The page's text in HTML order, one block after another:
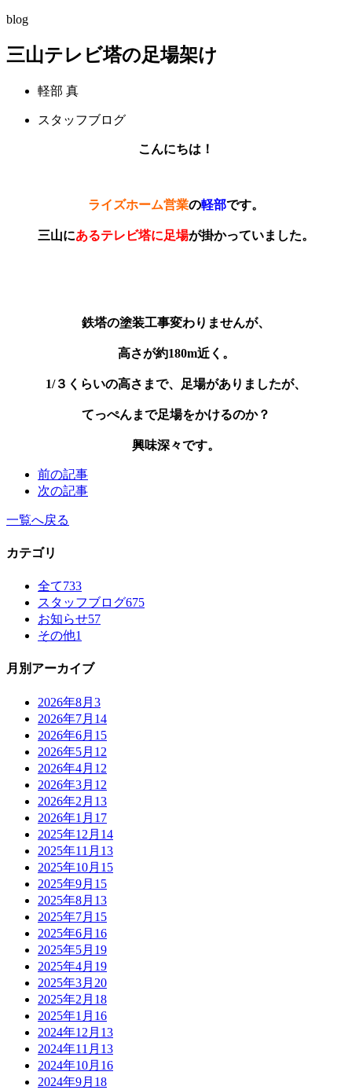
blog
三山テレビ塔の足場架け
軽部 真
スタッフブログ
こんにちは！
ライズホーム営業の軽部です。
三山にあるテレビ塔に足場が掛かっていました。
鉄塔の塗装工事変わりませんが、
高さが約180m近く。
1/３くらいの高さまで、足場がありましたが、
てっぺんまで足場をかけるのか？
興味深々です。
前の記事
次の記事
一覧へ戻る
カテゴリ
全て733
スタッフブログ675
お知らせ57
その他1
月別アーカイブ
2026年8月 3
2026年7月 14
2026年6月 15
2026年5月 12
2026年4月 12
2026年3月 12
2026年2月 13
2026年1月 17
2025年12月 14
2025年11月 13
2025年10月 15
2025年9月 15
2025年8月 13
2025年7月 15
2025年6月 16
2025年5月 19
2025年4月 19
2025年3月 20
2025年2月 18
2025年1月 16
2024年12月 13
2024年11月 13
2024年10月 16
2024年9月 18